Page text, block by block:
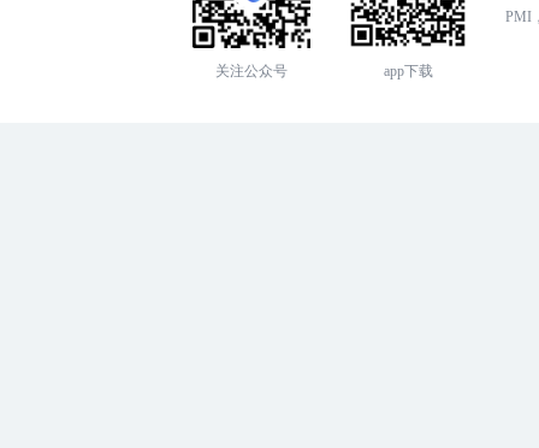
关注公众号 app下载
PMI